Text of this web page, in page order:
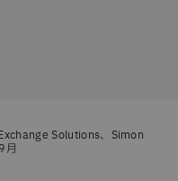
Solutions、Simon
月